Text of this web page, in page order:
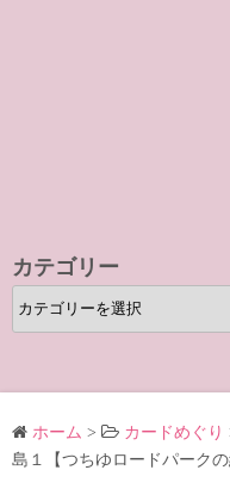
カテゴリー
カ
テ
リ
ー ホーム > カードめぐり
島１【つちゆロードパークの